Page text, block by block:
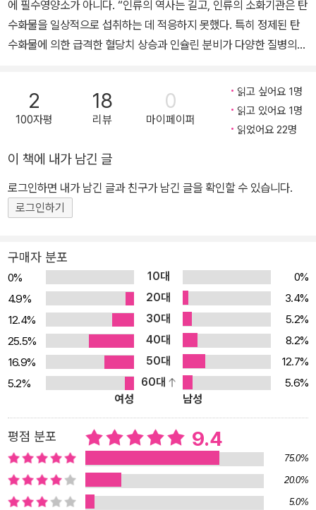
질 제한 다이어트 》,《 당뇨병이 개선되는 당질제한식 》,《 당질제한식
다이어트 》 등 다수가 있다. 트위터 https://twitter.com/ebe_koji
블로그 http://koujiebe.blog95.fc2.com.
이 있다.
에 필수영양소가 아니다. “인류의 역사는 길고, 인류의 소화기관은 탄
수화물을 일상적으로 섭취하는 데 적응하지 못했다. 특히 정제된 탄
수화물에 의한 급격한 혈당치 상승과 인슐린 분비가 다양한 질병의
뇌졸중, 치매……. 현대인의 4대 사망 원인과 5대 질병의 원인인 ‘탄
수화물(당질) 과다증’ 탄수화물(당질)을 효과적으로 제한하는 것만으
경고> 연관 도서로 출간 즉시 일본 아마존 베스트셀러를 기록한 화제
의 책. 미국, 일본, 유럽 의학계가 격찬한 당질제한식의 세계적 권위자
에베 고지의 《내 몸에 독이 되는 탄수화물》이 도서출판 이너북에서
출간되었다. ‘탄수화물(당질)을 과다 섭취해서 빨리 죽고 싶은가!’ 저
물》은 현대인의 4대 사망 원인과 5대 질병의 원인이 탄수화물이었음
을 밝히고, 다양한 생활습관병과 정신질환은 물론이고 미용 분야까지
도 당질제한식이 탁월한 효과가 있음을 처음으로 공개한 화제의 책이
다. ‘탄수화물(당질)을 과다 섭취하면 혈당치가 오르고 높은 인슐린
상태가 되며 이는 만병의 근원이 된다. 당질을 제한하면 혈당치가 안
정되고 혈액순환이 좋아지며 인슐린 분비가 억제되어 대사가 안정된
다. 이러한 당질제한식은 현대인을 괴롭히는 갖가지 병을 예방하고
치료할 수 있다. 당질제한식은 단순히 고혈압이나 당뇨병 같은 고치
기 힘든 환자들만을 위한 식이요법이 아니다.’ 2001년 당뇨병 진단을
받은 저자는 ‘당질제한식’을 개발하여 6개월 만에 극복하였고, 그 후
로 당질제한 다이어트를 계속하여 건강한 몸을 유지하고 있다. 당뇨
병 완치를 계기로 본격적인 당뇨병 연구에 돌입하여 고혈압, 당뇨병,
비만에 획기적으로 효과가 있는 ‘당질제한식’의 체계를 확립하였으
2
100자평
18
리뷰
0
마이페이퍼
읽고 싶어요 1명
읽고 있어요 1명
읽었어요 22명
이 책에 내가 남긴 글
로그인하면 내가 남긴 글과 친구가 남긴 글을 확인할 수 있습니다.
로그인하기
구매자 분포
0% 10대
0%
4.9%
20대
3.4%
12.4%
30대
5.2%
25.5%
40대
8.2%
16.9%
50대
12.7%
5.2%
60대
5.6%
여성
남성
평점 분포 9.4
75.0%
20.0%
5.0%